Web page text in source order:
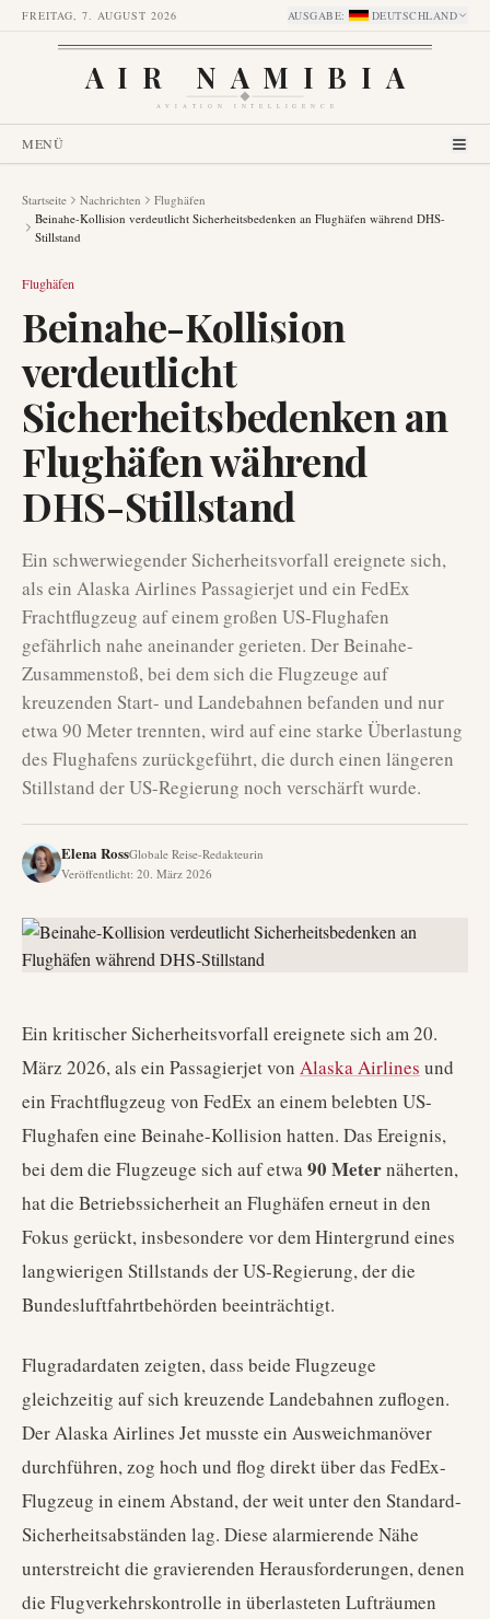
FREITAG, 7. AUGUST 2026 AUSGABE: DEUTSCHLAND
AIR NAMIBIA
AVIATION INTELLIGENCE
MENÜ
Startseite Nachrichten
Flughäfen
Beinahe-Kollision verdeutlicht Sicherheitsbedenken an Flughäfen während DHS-
Stillstand
Flughäfen
Beinahe-Kollision
verdeutlicht
Sicherheitsbedenken an
Flughäfen während
DHS-Stillstand
Ein schwerwiegender Sicherheitsvorfall ereignete sich,
als ein Alaska Airlines Passagierjet und ein FedEx
Frachtflugzeug auf einem großen US-Flughafen
gefährlich nahe aneinander gerieten. Der Beinahe-
Zusammenstoß, bei dem sich die Flugzeuge auf
kreuzenden Start- und Landebahnen befanden und nur
etwa 90 Meter trennten, wird auf eine starke Überlastung
des Flughafens zurückgeführt, die durch einen längeren
Stillstand der US-Regierung noch verschärft wurde.
Elena RossGlobale Reise-Redakteurin
Veröffentlicht: 20. März 2026
Ein kritischer Sicherheitsvorfall ereignete sich am 20.
März 2026, als ein Passagierjet von Alaska Airlines und
ein Frachtflugzeug von FedEx an einem belebten US-
Flughafen eine Beinahe-Kollision hatten. Das Ereignis,
bei dem die Flugzeuge sich auf etwa90 Meternäherten,
hat die Betriebssicherheit an Flughäfen erneut in den
Fokus gerückt, insbesondere vor dem Hintergrund eines
langwierigen Stillstands der US-Regierung, der die
Bundesluftfahrtbehörden beeinträchtigt.
Flugradardaten zeigten, dass beide Flugzeuge
gleichzeitig auf sich kreuzende Landebahnen zuflogen.
Der Alaska Airlines Jet musste ein Ausweichmanöver
durchführen, zog hoch und flog direkt über das FedEx-
Flugzeug in einem Abstand, der weit unter den Standard-
Sicherheitsabständen lag. Diese alarmierende Nähe
unterstreicht die gravierenden Herausforderungen, denen
die Flugverkehrskontrolle in überlasteten Lufträumen